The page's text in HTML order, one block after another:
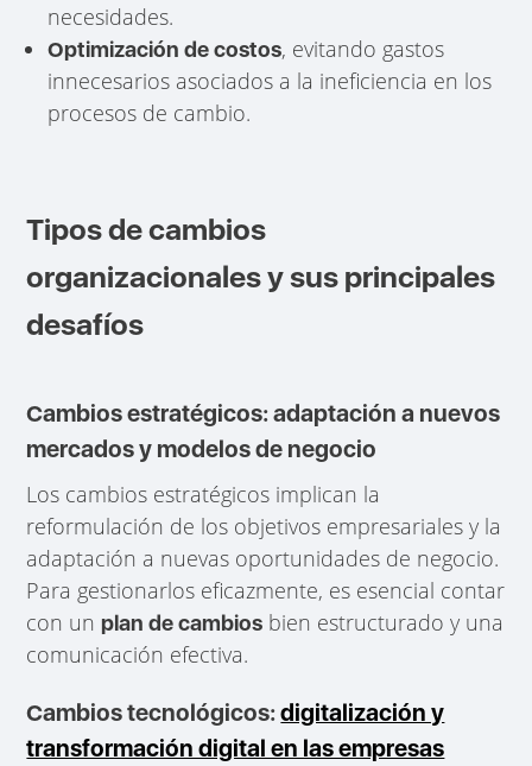
necesidades.
Optimización de costos, evitando gastos
innecesarios asociados a la ineficiencia en los
procesos de cambio.
Tipos de cambios
organizacionales y sus principales
desafíos
Cambios estratégicos: adaptación a nuevos
mercados y modelos de negocio
Los cambios estratégicos implican la
reformulación de los objetivos empresariales y la
adaptación a nuevas oportunidades de negocio.
Para gestionarlos eficazmente, es esencial contar
con unplan de cambios bien estructurado y una
comunicación efectiva.
Cambios tecnológicos:digitalización y
transformación digital en las empresas